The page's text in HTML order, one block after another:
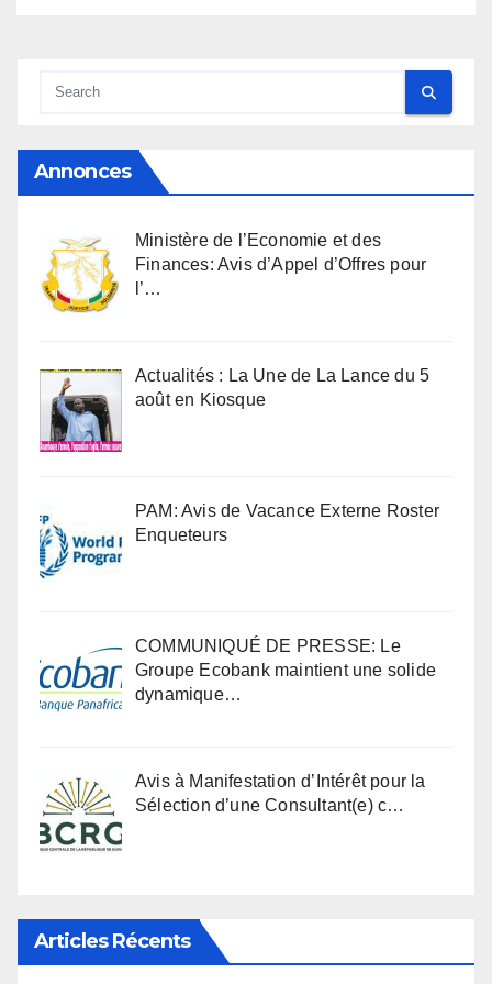
Annonces
Ministère de l’Economie et des
Finances: Avis d’Appel d’Offres pour
l’…
Actualités : La Une de La Lance du 5
août en Kiosque
PAM: Avis de Vacance Externe Roster
Enqueteurs
COMMUNIQUÉ DE PRESSE: Le
Groupe Ecobank maintient une solide
dynamique…
Avis à Manifestation d’Intérêt pour la
Sélection d’une Consultant(e) c…
Articles Récents